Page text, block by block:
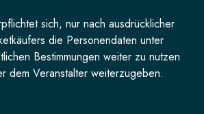
sich, nur nach ausdrücklicher
die Personendaten unter
Bestimmungen weiter zu nutzen
dem Veranstalter weiterzugeben.